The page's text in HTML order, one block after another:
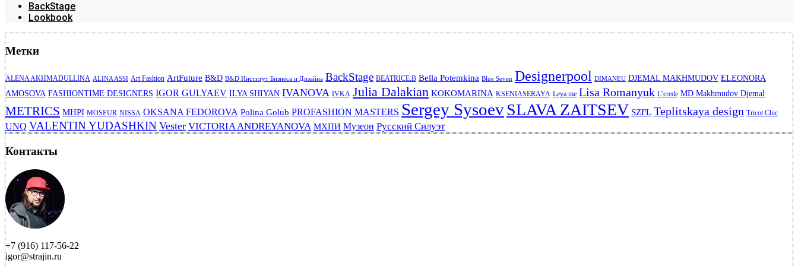
BackStage
Lookbook
Метки
ALENA AKHMADULLINA ALINA ASSI Art Fashion ArtFuture B&D B&D Институт Бизнеса и Дизайна BackStage BEATRICE.B Bella Potemkina Blue Seven Designerpool DIMANEU DJEMAL MAKHMUDOV ELEONORA
AMOSOVA FASHIONTIME DESIGNERS IGOR GULYAEV ILYA SHIYAN IVANOVA IVKA Julia Dalakian KOKOMARINA KSENIASERAYA Leya me Lisa Romanyuk L’erede MD Makhmudov Djemal
METRICS MHPI MOSFUR NISSA OKSANA FEDOROVA Polina Golub PROFASHION MASTERS Sergey SysoevSLAVA ZAITSEV SZFL Teplitskaya design Tricot Chic
UNQ VALENTIN YUDASHKIN Vester VICTORIA ANDREYANOVA МХПИ Музеон Русский Силуэт
Контакты
+7 (916) 117-56-22
igor@strajin.ru